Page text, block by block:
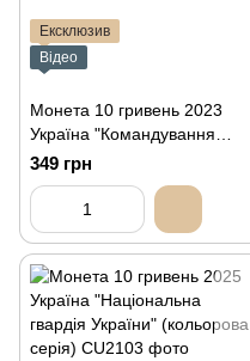
Ексклюзив
Відео
Монета 10 гривень 2023
Україна "Командування
об`єднаних сил Збройних
Сил України" (кольорова
349 грн